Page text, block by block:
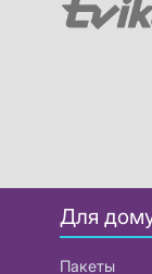
Для
Пакеты